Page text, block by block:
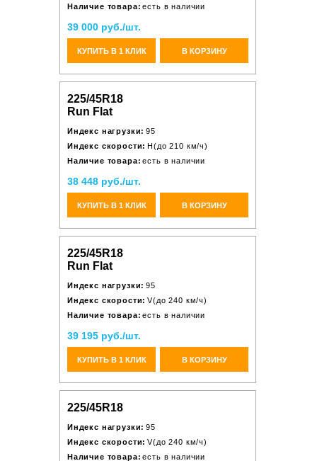
Наличие товара: есть в наличии
39 000 руб./шт.
КУПИТЬ В 1 КЛИК В КОРЗИНУ
225/45R18
Run Flat
Индекс нагрузки: 95
Индекс скорости: H(до 210 км/ч)
Наличие товара: есть в наличии
38 448 руб./шт.
КУПИТЬ В 1 КЛИК В КОРЗИНУ
225/45R18
Run Flat
Индекс нагрузки: 95
Индекс скорости: V(до 240 км/ч)
Наличие товара: есть в наличии
39 195 руб./шт.
КУПИТЬ В 1 КЛИК В КОРЗИНУ
225/45R18
Индекс нагрузки: 95
Индекс скорости: V(до 240 км/ч)
Наличие товара: есть в наличии